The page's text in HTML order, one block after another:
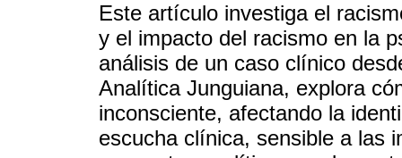
Este artículo investiga el
y el impacto del racismo en la
análisis de un caso clínico
Analítica Junguiana, explora
inconsciente, afectando la
escucha clínica, sensible a las